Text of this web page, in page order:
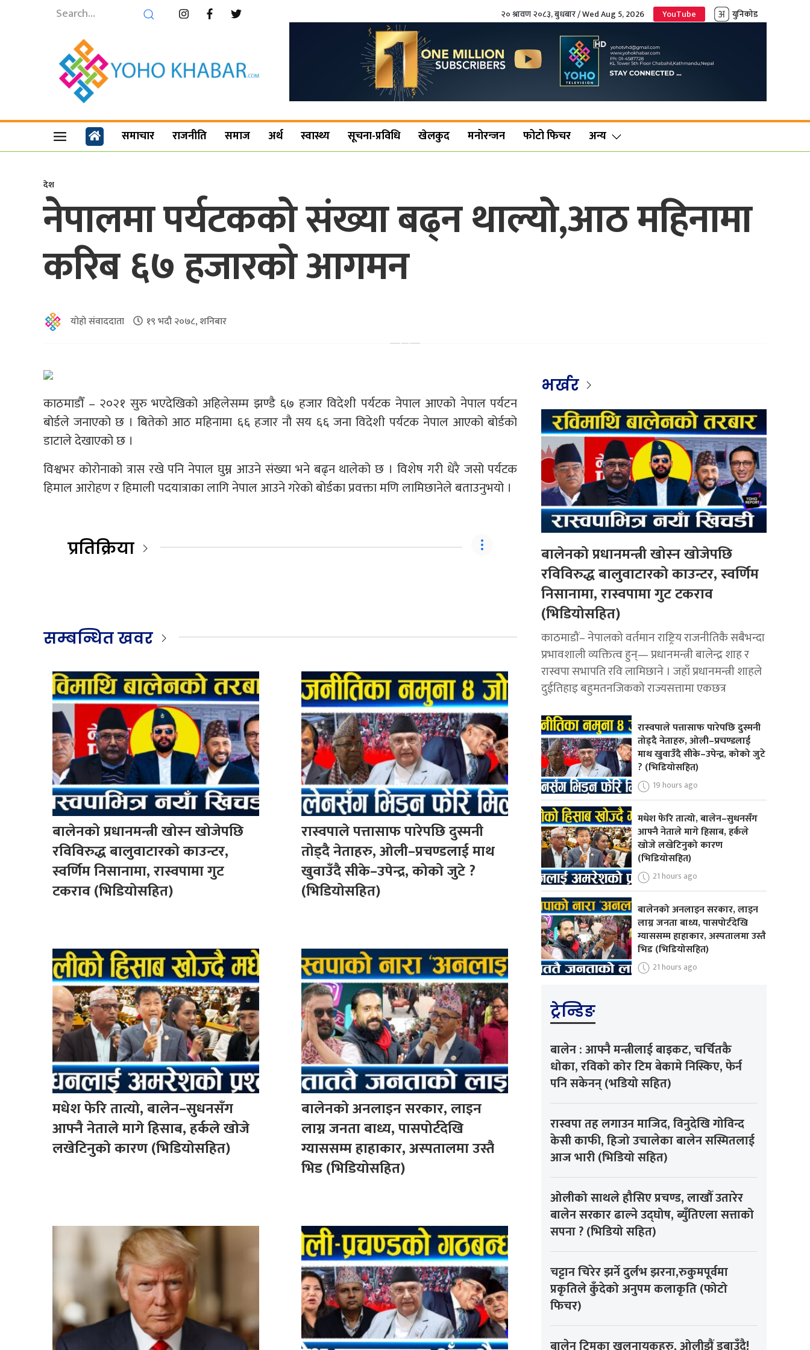
२० श्रावण २०८३, बुधबार / Wed Aug 5, 2026 YouTube युनिकोड
समाचार राजनीति समाज अर्थ स्वास्थ्य सूचना-प्रविधि खेलकुद मनोरन्जन फोटो फिचर अन्य
देश
नेपालमा पर्यटकको संख्या बढ्न थाल्यो,आठ महिनामा
करिब ६७ हजारको आगमन
योहो संवाददाता १९ भदौ २०७८, शनिबार
काठमाडौँ – २०२१ सुरु भएदेखिको अहिलेसम्म झण्डै ६७ हजार विदेशी पर्यटक नेपाल आएको नेपाल पर्यटन
बोर्डले जनाएको छ । बितेको आठ महिनामा ६६ हजार नौ सय ६६ जना विदेशी पर्यटक नेपाल आएको बोर्डको
डाटाले देखाएको छ ।
विश्वभर कोरोनाको त्रास रखे पनि नेपाल घुम्न आउने संख्या भने बढ्न थालेको छ । विशेष गरी धेरै जसो पर्यटक
हिमाल आरोहण र हिमाली पदयात्राका लागि नेपाल आउने गरेको बोर्डका प्रवक्ता मणि लामिछानेले बताउनुभयो ।
प्रतिक्रिया
सम्बन्धित खवर
बालेनको प्रधानमन्त्री खोस्न खोजेपछि
रविविरुद्ध बालुवाटारको काउन्टर,
स्वर्णिम निसानामा, रास्वपामा गुट
टकराव (भिडियोसहित)
रास्वपाले पत्तासाफ पारेपछि दुस्मनी
तोड्दै नेताहरु, ओली–प्रचण्डलाई माथ
खुवाउँदै सीके–उपेन्द्र, कोको जुटे ?
(भिडियोसहित)
मधेश फेरि तात्यो, बालेन–सुधनसँग
आफ्नै नेताले मागे हिसाब, हर्कले खोजे
लखेटिनुको कारण (भिडियोसहित)
बालेनको अनलाइन सरकार, लाइन
लाग्न जनता बाध्य, पासपोर्टदेखि
ग्याससम्म हाहाकार, अस्पतालमा उस्तै
भिड (भिडियोसहित)
भर्खर
बालेनको प्रधानमन्त्री खोस्न खोजेपछि
रविविरुद्ध बालुवाटारको काउन्टर, स्वर्णिम
निसानामा, रास्वपामा गुट टकराव
(भिडियोसहित)
काठमाडौं– नेपालको वर्तमान राष्ट्रिय राजनीतिकै सबैभन्दा
प्रभावशाली व्यक्तित्व हुन्— प्रधानमन्त्री बालेन्द्र शाह र
रास्वपा सभापति रवि लामिछाने । जहाँ प्रधानमन्त्री शाहले
दुईतिहाइ बहुमतनजिकको राज्यसत्तामा एकछत्र
रास्वपाले पत्तासाफ पारेपछि दुस्मनी
तोड्दै नेताहरु, ओली–प्रचण्डलाई
माथ खुवाउँदै सीके–उपेन्द्र, कोको जुटे
? (भिडियोसहित)
19 hours ago
मधेश फेरि तात्यो, बालेन–सुधनसँग
आफ्नै नेताले मागे हिसाब, हर्कले
खोजे लखेटिनुको कारण
(भिडियोसहित)
21 hours ago
बालेनको अनलाइन सरकार, लाइन
लाग्न जनता बाध्य, पासपोर्टदेखि
ग्याससम्म हाहाकार, अस्पतालमा उस्तै
भिड (भिडियोसहित)
21 hours ago
ट्रेन्डिङ
बालेन : आफ्नै मन्त्रीलाई बाइकट, चर्चितकै
धोका, रविको कोर टिम बेकामे निस्किए, फेर्न
पनि सकेनन् (भडियो सहित)
रास्वपा तह लगाउन माजिद, विनुदेखि गोविन्द
केसी काफी, हिजो उचालेका बालेन सस्मितलाई
आज भारी (भिडियो सहित)
ओलीको साथले हौसिए प्रचण्ड, लाखौँ उतारेर
बालेन सरकार ढाल्ने उद्घोष, ब्युँतिएला सत्ताको
सपना ? (भिडियो सहित)
चट्टान चिरेर झर्ने दुर्लभ झरना,रुकुमपूर्वमा
प्रकृतिले कुँदेको अनुपम कलाकृति (फोटो
फिचर)